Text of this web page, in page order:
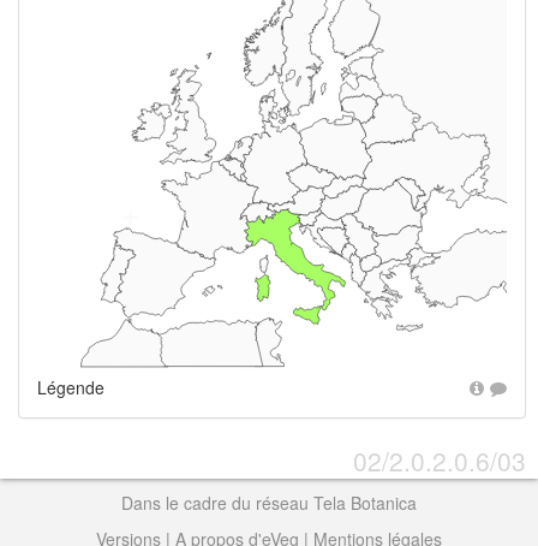
Légende
02/2.0.2.0.6/03
Dans le cadre du réseau Tela Botanica
Versions | A propos d'eVeg | Mentions légales